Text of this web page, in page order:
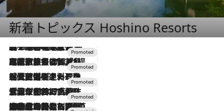
新着トピックス Hoshino Resorts
2026.8.7
【トンボの足水浴】ヒノキの香りに包まれて涼感マックス！約13℃の湧水かけ流しを避暑地「星野温泉 トンボの湯」で体験
2026.7.31
【ホテル帰省】という選択肢をOMOが提案。家族とほどよい距離を保つには「昼は実家、夜は気兼ねなくホテルで！」
2026.7.24
【夏限定ディナーコース】旬を迎える稚鮎や花ズッキーニなどをイタリア・トスカーナの郷土料理の手法で満喫！
2026.7.17
「土佐和ハーブかき氷」がOMO7高知に登場！生姜、山椒、大葉など目にも舌にも涼を呼ぶ郷土の味
2026.7.10
NEW OPEN！【界 草津】名湯の地に誕生。趣の異なる2種の温泉と上州ならではの会席・蕎麦割烹など美食を味わう究極の癒やし旅